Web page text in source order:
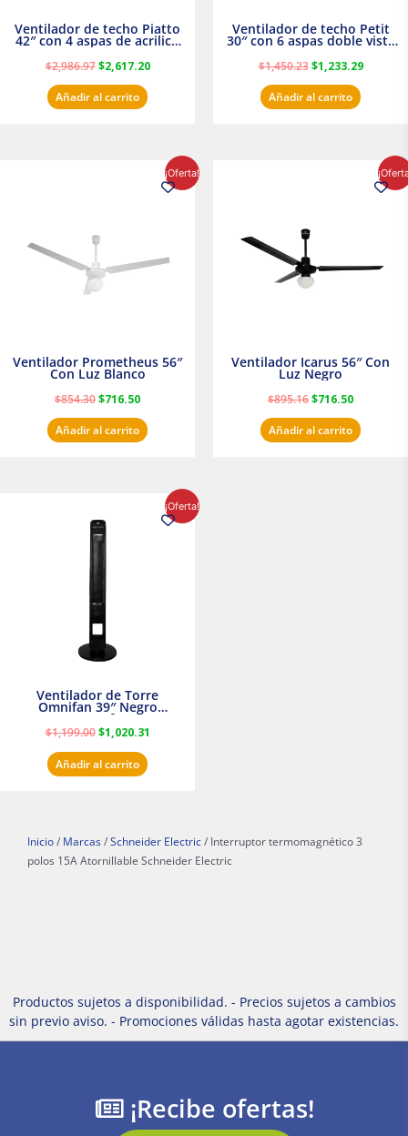
Ventilador de techo Piatto
42″ con 4 aspas de acrilico
transparente
$2,986.97 $2,617.20
Añadir al carrito
Ventilador de techo Petit
30″ con 6 aspas doble vista
Satinado Masterfan
$1,450.23 $1,233.29
Añadir al carrito
¡Oferta!
Ventilador Prometheus 56″
Con Luz Blanco
$854.30$716.50
precio
actual
Añadir al carrito
Ventilador Icarus 56″ Con
Luz Negro
$895.16$716.50
precio
actual
Añadir al carrito
¡Oferta!
Ventilador de Torre
Omnifan 39″ Negro
Masterfan
$1,199.00
original
era:
$1,020.31
precio
actual
Añadir al carrito
Inicio / Marcas / Schneider Electric / Interruptor termomagnético 3
polos 15A Atornillable Schneider Electric
Productos sujetos a disponibilidad. - Precios sujetos a cambios
sin previo aviso. - Promociones válidas hasta agotar existencias.
¡Recibe ofertas!